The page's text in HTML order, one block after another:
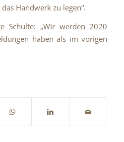
Handwerk zu legen“.
Schulte: „Wir werden 2020
haben als im vorigen